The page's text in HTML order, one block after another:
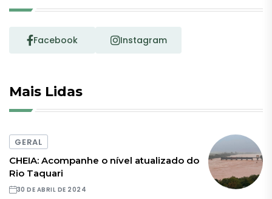
Facebook Instagram
Mais Lidas
GERAL
CHEIA: Acompanhe o nível atualizado do
Rio Taquari
30 DE ABRIL DE 2024